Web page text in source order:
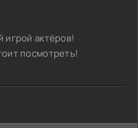
игрой актёров!
посмотреть!